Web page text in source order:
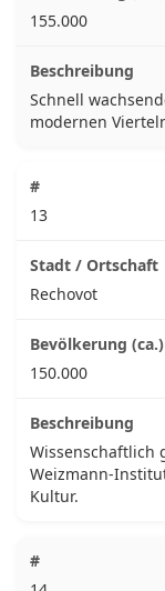
155.000
Schnell
modernen
13
Rechovot
150.000
Wissenschaftlich
Weizmann-
Kultur.